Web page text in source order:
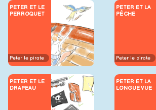
PETER ET LE
PERROQUET
Peter le pirate
PETER ET LA
PÊCHE
Peter le pirate
PETER ET LE
DRAPEAU
PETER ET LA
LONGUE VUE